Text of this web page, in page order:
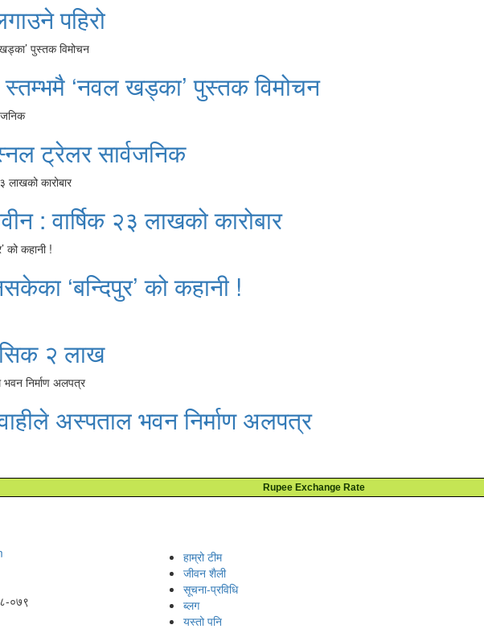
पहिरो
‘नवल खड्का’ पुस्तक विमोचन
ट्रेलर सार्वजनिक
: वार्षिक २३ लाखको कारोबार
‘बन्दिपुर’ को कहानी !
२ लाख
अस्पताल भवन निर्माण अलपत्र
Rupee Exchange Rate
०७९
हाम्रो टीम
जीवन शैली
सूचना-प्रविधि
ब्लग
यस्तो पनि